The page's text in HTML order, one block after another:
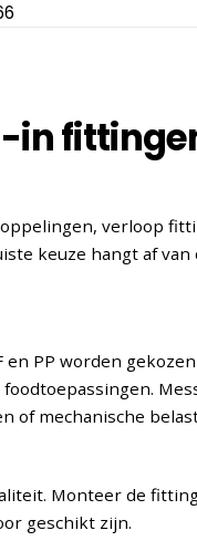
in
verloop
keuze hangt af van
en PP worden
of mechanische
Monteer de
geschikt zijn.